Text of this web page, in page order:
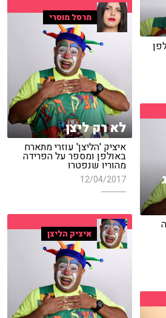
מרסל מוסרי
לא רק ליצן
איציק 'הליצן' עוזרי מתארח
באולפן ומספר על הפרידה
מהוריו שנפטרו
12/04/2017
איציק הליצן